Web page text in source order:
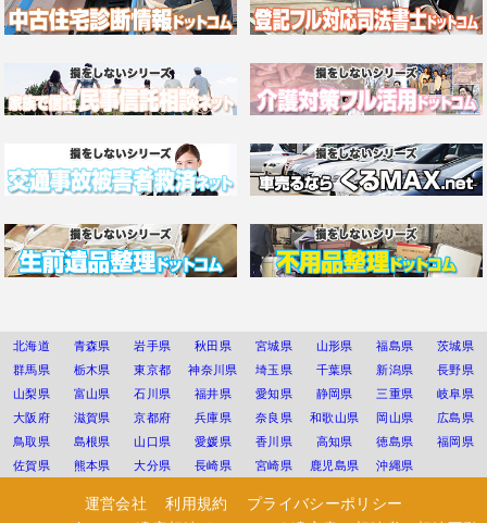
北海道 青森県 岩手県 秋田県 宮城県 山形県 福島県
茨城県
群馬県
栃木県 東京都 神奈川県 埼玉県 千葉県 新潟県
長野県
山梨県
富山県 石川県 福井県 愛知県 静岡県 三重県
岐阜県
大阪府
滋賀県 京都府 兵庫県 奈良県 和歌山県 岡山県
広島県
鳥取県
島根県 山口県 愛媛県 香川県 高知県 徳島県
福岡県
佐賀県
熊本県 大分県 長崎県 宮崎県 鹿児島県 沖縄県
運営会社 利用規約
プライバシーポリシー